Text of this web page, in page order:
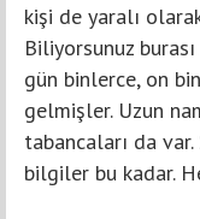
kişi de yaralı
Biliyorsunuz
gün binlerce, on
gelmişler. Uzun
tabancaları da
bilgiler bu kadar.